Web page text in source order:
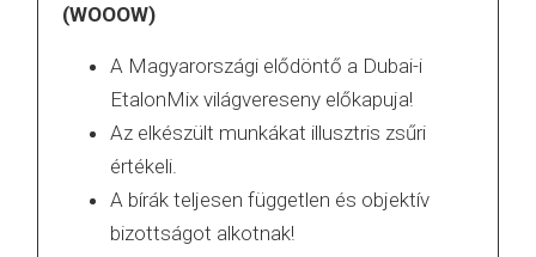
(WOOOW)
A Magyarországi elődöntő a Dubai-i
EtalonMix világvereseny előkapuja!
Az elkészült munkákat illusztris zsűri
értékeli.
A bírák teljesen független és objektív
bizottságot alkotnak!